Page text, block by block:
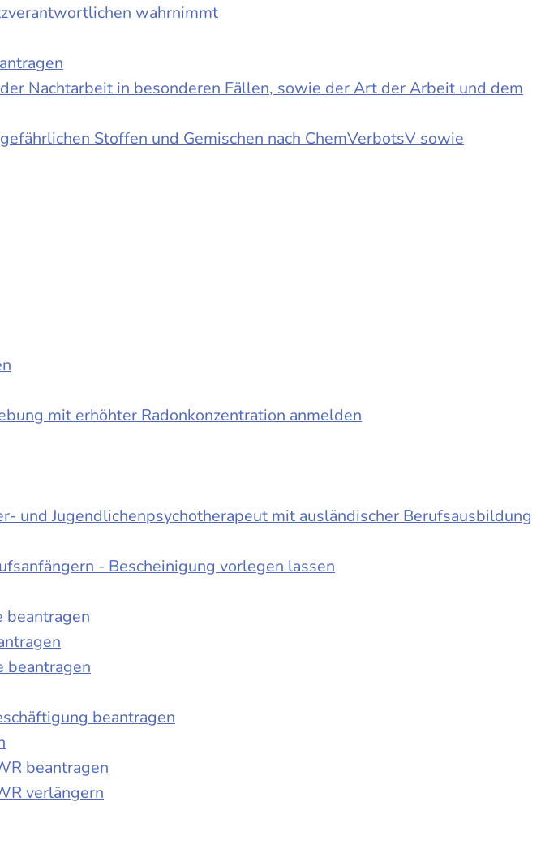
wahrnimmt
Nachtarbeit in besonderen Fällen, sowie der Art der Arbeit und dem
Stoffen und Gemischen nach ChemVerbotsV sowie
mit erhöhter Radonkonzentration anmelden
und Jugendlichenpsychotherapeut mit ausländischer Berufsausbildung
- Bescheinigung vorlegen lassen
beantragen
beantragen
beantragen
beantragen
verlängern